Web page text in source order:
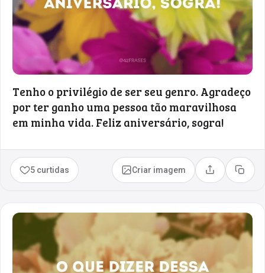
Tenho o privilégio de ser seu genro. Agradeço
por ter ganho uma pessoa tão maravilhosa
em minha vida. Feliz aniversário, sogra!
5 curtidas Criar imagem Compartilhar
Copiar